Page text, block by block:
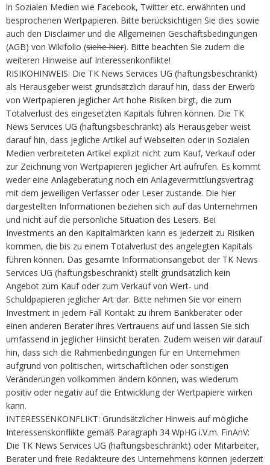
in Sozialen Medien wie Facebook, Twitter etc. erwähnten und
besprochenen Wertpapieren. Bitte berücksichtigen Sie dies sowie
auch den Disclaimer und die Allgemeinen Geschäftsbedingungen
(AGB) von Wikifolio (siehe hier). Bitte beachten Sie zudem die
weiteren Hinweise auf Interessenkonflikte!
RISIKOHINWEIS: Die TK News Services UG (haftungsbeschränkt)
als Herausgeber weist grundsätzlich darauf hin, dass der Erwerb
von Wertpapieren jeglicher Art hohe Risiken birgt, die zum
Totalverlust des eingesetzten Kapitals führen können. Die TK
News Services UG (haftungsbeschränkt) als Herausgeber weist
darauf hin, dass jegliche Artikel auf Webseiten oder in Sozialen
Medien verbreiteten Artikel explizit nicht zum Kauf, Verkauf oder
zur Zeichnung von Wertpapieren jeglicher Art aufrufen. Es kommt
weder eine Anlageberatung noch ein Anlagevermittlungsvertrag
mit dem jeweiligen Verfasser oder Leser zustande. Die hier
dargestellten Informationen beziehen sich auf das Unternehmen
und nicht auf die persönliche Situation des Lesers. Bei
Investments an den Kapitalmärkten kann es jederzeit zu Risiken
kommen, die bis zu einem Totalverlust des angelegten Kapitals
führen können. Das gesamte Informationsangebot der TK News
Services UG (haftungsbeschränkt) stellt grundsätzlich kein
Angebot zum Kauf oder zum Verkauf von Wert- und
Schuldpapieren jeglicher Art dar. Bitte nehmen Sie vor einem
Investment in jedem Fall Kontakt zu ihrem Bankberater oder
einen anderen Berater ihres Vertrauens auf und lassen Sie sich
umfassend in jeglicher Hinsicht beraten. Zudem weisen wir darauf
hin, dass sich die Rahmenbedingungen für ein Unternehmen
aufgrund von politischen, wirtschaftlichen oder sonstigen
Veränderungen vollkommen ändern können, was wiederum
positiv oder negativ auf die Entwicklung der Wertpapiere wirken
kann.
INTERESSENKONFLIKT: Grundsätzlicher Hinweis auf mögliche
Interessenskonflikte gemäß Paragraph 34 WpHG i.V.m. FinAnV:
Die TK News Services UG (haftungsbeschränkt) oder Mitarbeiter,
Berater und freie Redakteure des Unternehmens können jederzeit